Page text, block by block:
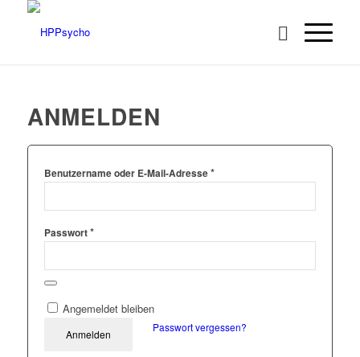
ANMELDEN
Benutzername oder E-Mail-Adresse*
Passwort*
Angemeldet bleiben
Anmelden
Passwort vergessen?